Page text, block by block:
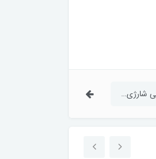
چراغ قوه چکش‌دار پلیسی شارژی مدل RUILANG RL-2210 | برد بلند و نور بسیار قوی